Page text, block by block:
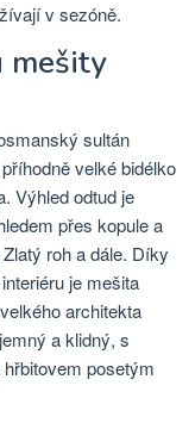
v sezóně.
mešity
sultán
velké bidélko
Výhled odtud je
přes kopule a
roh a dále. Díky
je mešita
architekta
a klidný, s
posetým